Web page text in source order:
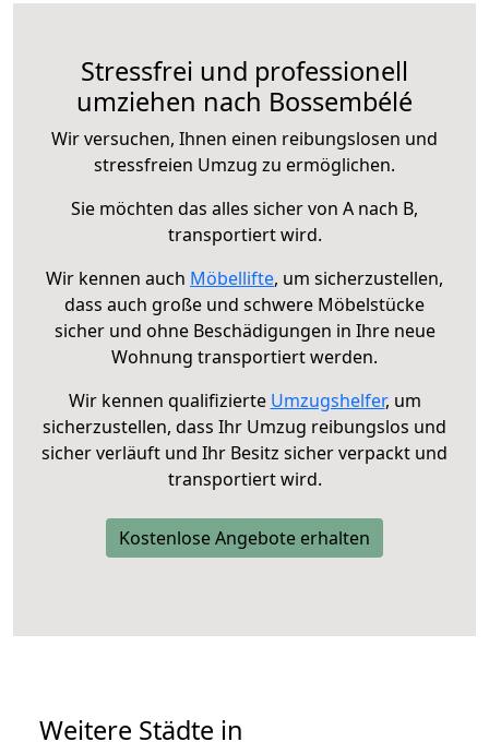
Stressfrei und professionell
umziehen nach Bossembélé
Wir versuchen, Ihnen einen reibungslosen und
stressfreien Umzug zu ermöglichen.
Sie möchten das alles sicher von A nach B,
transportiert wird.
Wir kennen auch Möbellifte, um sicherzustellen,
dass auch große und schwere Möbelstücke
sicher und ohne Beschädigungen in Ihre neue
Wohnung transportiert werden.
Wir kennen qualifizierte Umzugshelfer, um
sicherzustellen, dass Ihr Umzug reibungslos und
sicher verläuft und Ihr Besitz sicher verpackt und
transportiert wird.
Kostenlose Angebote erhalten
Weitere Städte in